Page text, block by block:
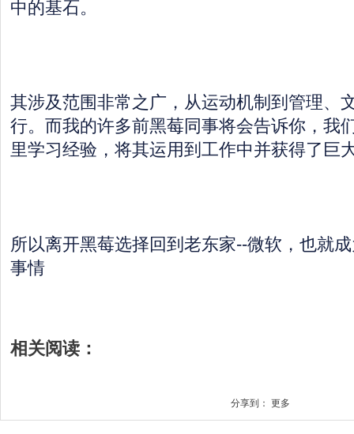
中的基石。
其涉及范围非常之广，从运动机制到管理、
行。而我的许多前黑莓同事将会告诉你，我
里学习经验，将其运用到工作中并获得了巨
所以离开黑莓选择回到老东家--微软，也就
事情
相关阅读：
分享到： 更多